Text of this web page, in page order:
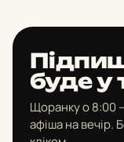
буде у
Щоранку о 8:00
афіша на вечір.